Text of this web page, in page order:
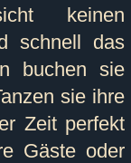
keinen
schnell das
buchen sie
sie ihre
Zeit perfekt
Gäste oder